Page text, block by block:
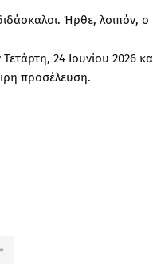
Ήρθε, λοιπόν,
24 Ιουνίου 2026
προσέλευση.